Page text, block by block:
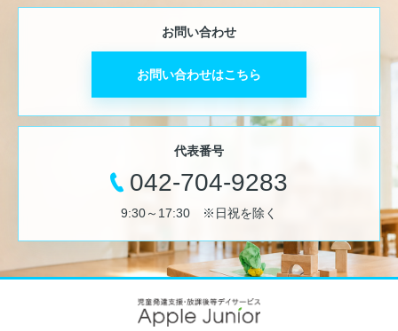
お問い合わせ
お問い合わせはこちら
代表番号
042-704-9283
9:30～17:30 ※日祝を除く